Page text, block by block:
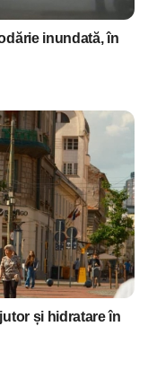
inundată, în
și hidratare în